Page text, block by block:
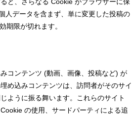
人データを含まず、単に変更した投稿の
期限が切れます。
コンテンツ (動画、画像、投稿など) が
め込みコンテンツは、訪問者がそのサイ
ように振る舞います。これらのサイト
の使用、サードパーティによる追